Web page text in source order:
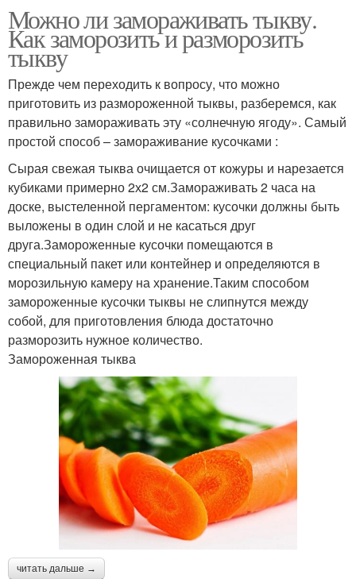
Можно ли замораживать тыкву.
Как заморозить и разморозить
тыкву
Прежде чем переходить к вопросу, что можно
приготовить из размороженной тыквы, разберемся, как
правильно замораживать эту «солнечную ягоду». Самый
простой способ – замораживание кусочками :
Сырая свежая тыква очищается от кожуры и нарезается
кубиками примерно 2х2 см.Замораживать 2 часа на
доске, выстеленной пергаментом: кусочки должны быть
выложены в один слой и не касаться друг
друга.Замороженные кусочки помещаются в
специальный пакет или контейнер и определяются в
морозильную камеру на хранение.Таким способом
замороженные кусочки тыквы не слипнутся между
собой, для приготовления блюда достаточно
разморозить нужное количество.
Замороженная тыква
читать дальше →